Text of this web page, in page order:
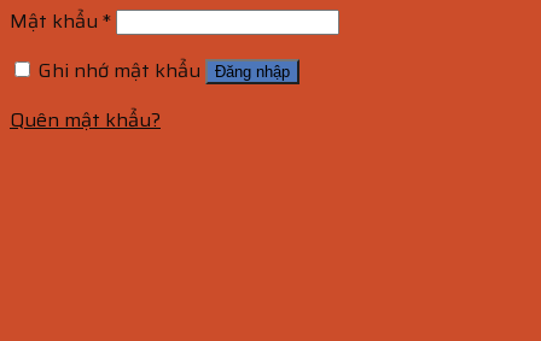
Mật khẩu *
Ghi nhớ mật khẩu
Đăng nhập
Quên mật khẩu?